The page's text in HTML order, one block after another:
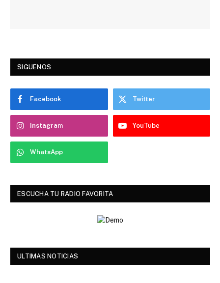
SIGUENOS
Facebook Twitter
Instagram YouTube
WhatsApp
ESCUCHA TU RADIO FAVORITA
ULTIMAS NOTICIAS